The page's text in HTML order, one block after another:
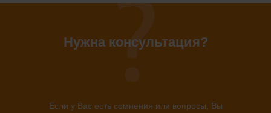
Нужна консультация?
Если у Вас есть сомнения или вопросы, Вы